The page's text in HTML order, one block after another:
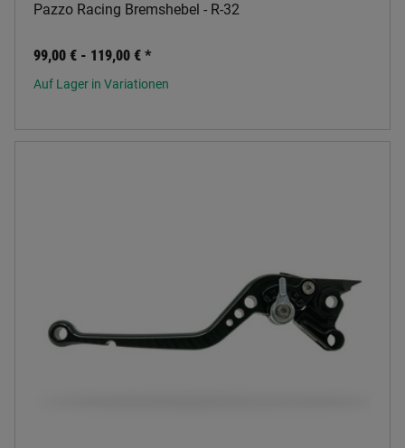
Pazzo Racing Bremshebel - R-32
99,00 € - 119,00 € *
Auf Lager in Variationen